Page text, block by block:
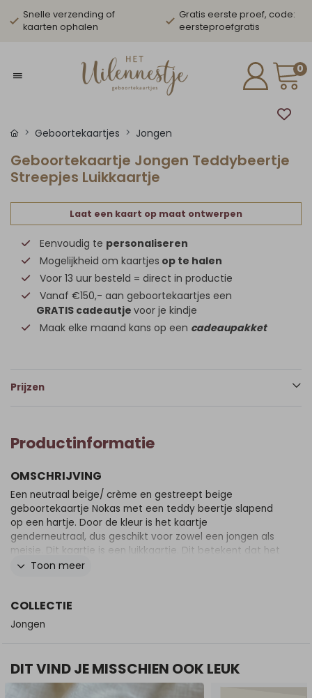
Snelle verzending of
kaarten ophalen
Gratis eerste proef, code:
eersteproefgratis
0
Geboortekaartjes Jongen
Geboortekaartje Jongen Teddybeertje
Streepjes Luikkaartje
Laat een kaart op maat ontwerpen
Eenvoudig te personaliseren
Mogelijkheid om kaartjes op te halen
Voor 13 uur besteld = direct in productie
Vanaf €150,- aan geboortekaartjes een
GRATIS cadeautje voor je kindje
Maak elke maand kans op een cadeaupakket
Prijzen
Productinformatie
OMSCHRIJVING
Een neutraal beige/ crème en gestreept beige
geboortekaartje Nokas met een teddy beertje slapend
op een hartje. Door de kleur is het kaartje
genderneutraal, dus geschikt voor zowel een jongen als
meisje. Dit kaartje is een luikkaartje. Dit betekent dat het
kaartje vanuit het midden opengaat.
Toon meer
COLLECTIE
Jongen
DIT VIND JE MISSCHIEN OOK LEUK